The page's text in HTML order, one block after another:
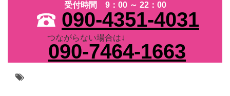
受付時間 9：00 ～ 22：00
090-4351-4031
つながらない場合は↓
090-7464-1663